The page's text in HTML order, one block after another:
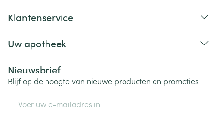
Klantenservice
Uw apotheek
Nieuwsbrief
Blijf op de hoogte van nieuwe producten en promoties